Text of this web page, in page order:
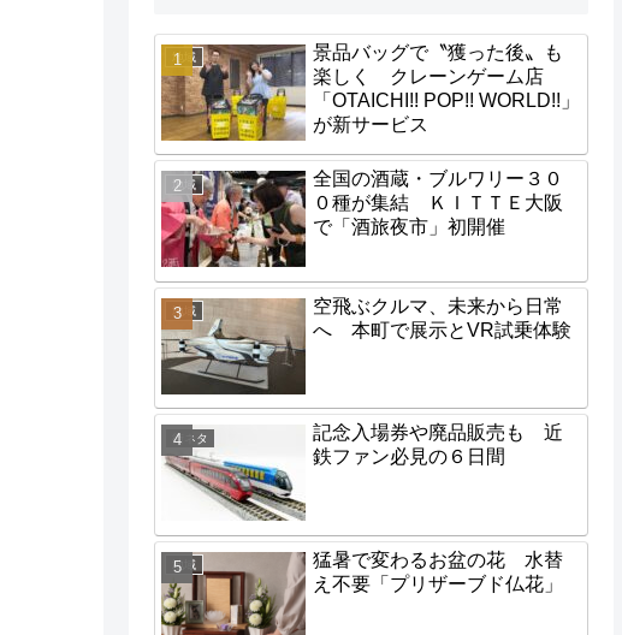
地域
景品バッグで〝獲った後〟も
楽しく クレーンゲーム店
「OTAICHI!! POP!! WORLD!!」
が新サービス
地域
全国の酒蔵・ブルワリー３０
０種が集結 ＫＩＴＴＥ大阪
で「酒旅夜市」初開催
地域
空飛ぶクルマ、未来から日常
へ 本町で展示とVR試乗体験
街ネタ
記念入場券や廃品販売も 近
鉄ファン必見の６日間
地域
猛暑で変わるお盆の花 水替
え不要「プリザーブド仏花」